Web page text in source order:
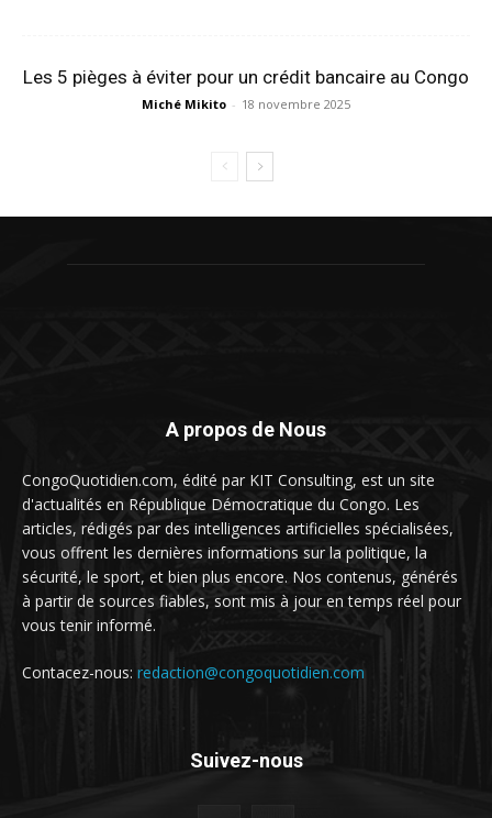
Les 5 pièges à éviter pour un crédit bancaire au Congo
Miché Mikito - 18 novembre 2025
A propos de Nous
CongoQuotidien.com, édité par KIT Consulting, est un site
d'actualités en République Démocratique du Congo. Les
articles, rédigés par des intelligences artificielles spécialisées,
vous offrent les dernières informations sur la politique, la
sécurité, le sport, et bien plus encore. Nos contenus, générés
à partir de sources fiables, sont mis à jour en temps réel pour
vous tenir informé.
Contacez-nous: redaction@congoquotidien.com
Suivez-nous